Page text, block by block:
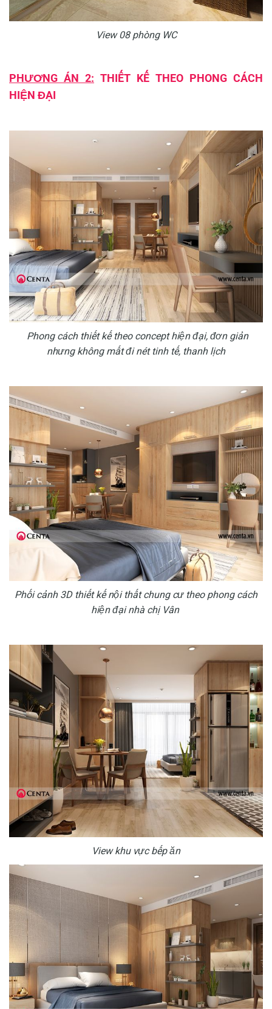
View 08 phòng WC
PHƯƠNG ÁN 2: THIẾT KẾ THEO PHONG CÁCH
HIỆN ĐẠI
Phong cách thiết kế theo concept hiện đại, đơn giản
nhưng không mất đi nét tinh tế, thanh lịch
Phối cảnh 3D thiết kế nội thất chung cư theo phong cách
hiện đại nhà chị Vân
View khu vực bếp ăn